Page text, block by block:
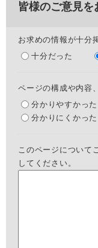
皆様のご意見を
お求めの情報が十分
十分だった
ページの構成や内容
分かりやすかった
分かりにくかった
このページについて
してください。